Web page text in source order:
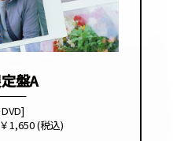
盤A
1,650 (税込)